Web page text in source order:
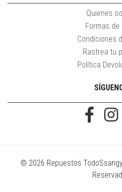
Quienes
Formas de
Condiciones
Rastrea tu
Política
© 2026 Repuestos